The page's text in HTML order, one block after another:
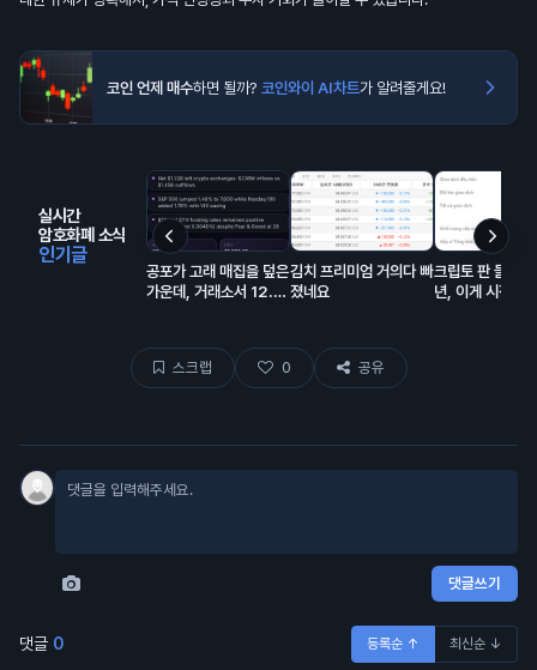
코인 언제 매수하면 될까? 코인와이 AI차트가 알려줄게요!
실시간
암호화폐 소식
인기글
공포가 고래 매집을 덮은
가운데, 거래소서 12.2
김치 프리미엄 거의다 빠
졌네요
크립토 판 들어
년, 이게 시장에
스크랩 0 공유
댓글쓰기
댓글 0 등록순 ↑ 최신순 ↓